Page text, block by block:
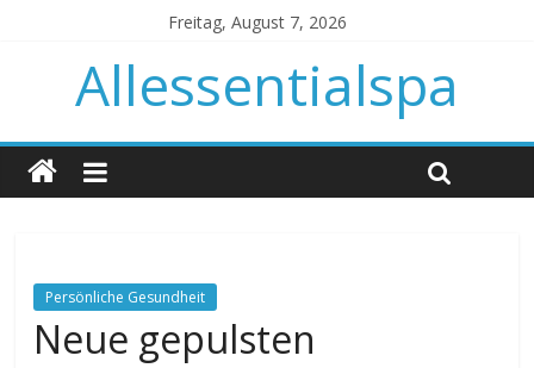
Freitag, August 7, 2026
Allessentialspa
Persönliche Gesundheit
Neue gepulsten